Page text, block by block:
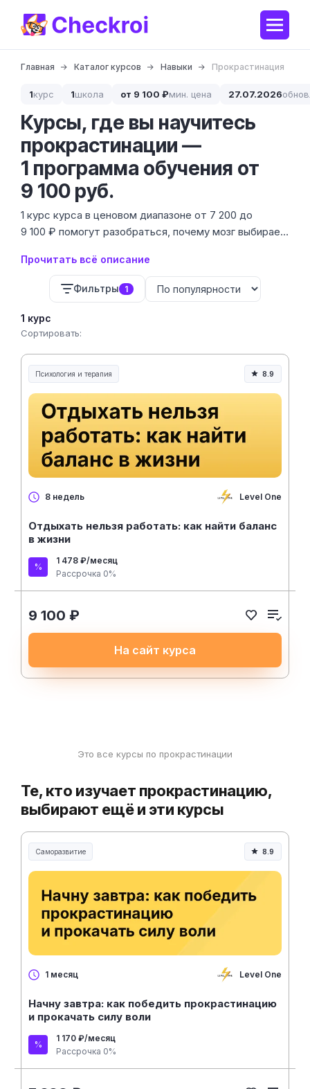
Главная Каталог курсов Навыки Прокрастинация
1курс 1школа от 9 100 ₽мин. цена 27.07.2026
Курсы, где вы научитесь
прокрастинации —
1 программа обучения от
9 100 руб.
1 курс курса в ценовом диапазоне от 7 200 до
9 100 ₽ помогут разобраться, почему мозг выбирает
Прокрастинация — это не лень, а сложный механизм
защиты психики, с которым можно и нужно
работать через конкретные инструменты.
Прочитать всё описание
Фильтры 1
1 курс
Сортировать:
Психология и терапия 8.9
8 недель Level One
Отдыхать нельзя работать: как найти баланс
в жизни
1 478 ₽/месяц
Рассрочка 0%
9 100 ₽
На сайт курса
Это все курсы по прокрастинации
Те, кто изучает прокрастинацию,
выбирают ещё и эти курсы
Саморазвитие 8.9
1 месяц Level One
Начну завтра: как победить прокрастинацию
и прокачать силу воли
1 170 ₽/месяц
Рассрочка 0%